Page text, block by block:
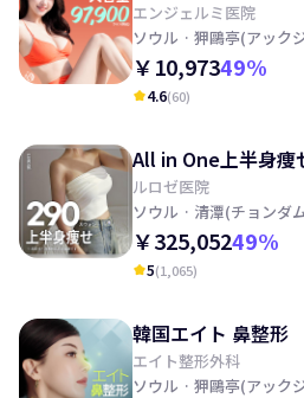
エンジェルミ医院
ソウル · 狎鷗亭(アック
￥10,97349%
kid_star4.6(60)
All in One上半身痩
ルロゼ医院
ソウル · 清潭(チョンダ
￥325,05249%
kid_star5(1,065)
韓国エイト 鼻整形
エイト整形外科
ソウル · 狎鷗亭(アック